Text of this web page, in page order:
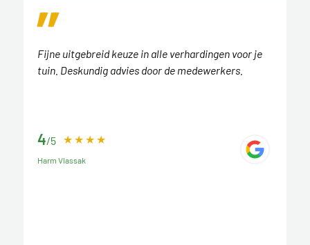
Fijne uitgebreid keuze in alle verhardingen voor je
tuin. Deskundig advies door de medewerkers.
4/5
Harm Vlassak